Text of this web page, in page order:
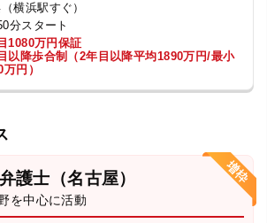
横浜駅すぐ）
分スタート
1080万円保証
以降歩合制（2年目以降平均1890万円/最小
円）
護士（名古屋）
を中心に活動